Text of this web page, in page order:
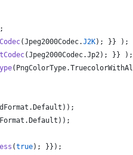
(Jpeg2000Codec.J2K); }} );
(Jpeg2000Codec.Jp2); }} );
( PngColorType.
. Default ));
. Default ));
(true); }});